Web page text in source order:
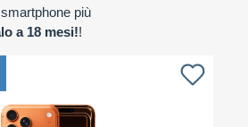
più
a 18 mesi!!